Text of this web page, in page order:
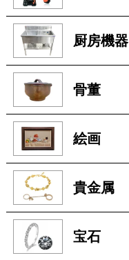
厨房機器
骨董
絵画
貴金属
宝石